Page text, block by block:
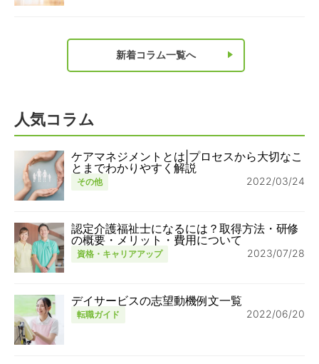
新着コラム一覧へ
人気コラム
ケアマネジメントとは|プロセスから大切なこ
とまでわかりやすく解説
その他 2022/03/24
認定介護福祉士になるには？取得方法・研修
の概要・メリット・費用について
資格・キャリアアップ 2023/07/28
デイサービスの志望動機例文一覧
転職ガイド 2022/06/20